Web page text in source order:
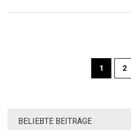
1 2
BELIEBTE BEITRÄGE